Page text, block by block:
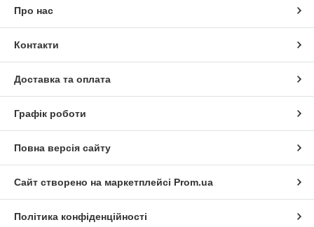
Про нас
Контакти
Доставка та оплата
Графік роботи
Повна версія сайту
Сайт створено на маркетплейсі Prom.ua
Політика конфіденційності